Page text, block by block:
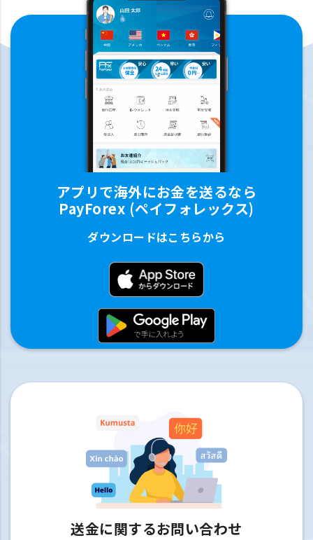
アプリで海外にお金を送るなら
PayForex (ペイフォレックス)
ダウンロードはこちらから
送金に関するお問い合わせ